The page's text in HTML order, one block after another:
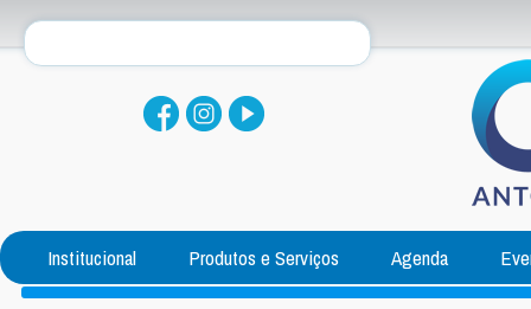
Institucional Produtos e Serviços Agenda